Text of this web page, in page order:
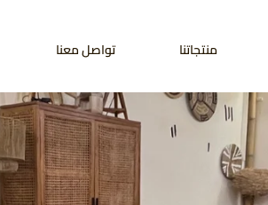
منتجاتنا تواصل معنا